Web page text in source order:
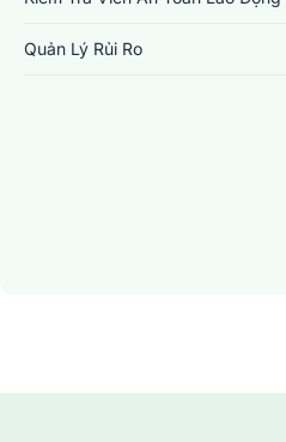
Quản Lý Rủi Ro